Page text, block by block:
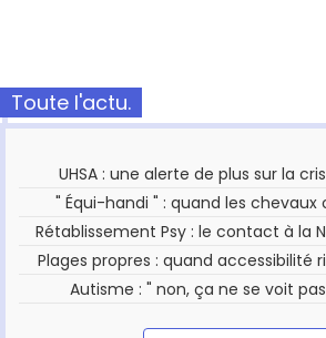
Toute l'actu.
UHSA : une alerte de plus sur la
" Équi-handi " : quand les chevaux
Rétablissement Psy : le contact à la
Plages propres : quand accessibilité
Autisme : " non, ça ne se voit